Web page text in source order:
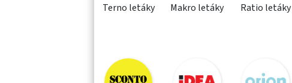
Terno letáky Makro letáky Ratio letáky